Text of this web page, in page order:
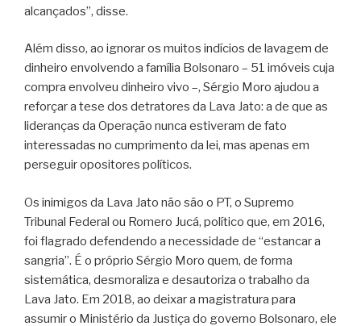
alcançados”, disse.
Além disso, ao ignorar os muitos indícios de lavagem de
dinheiro envolvendo a família Bolsonaro – 51 imóveis cuja
compra envolveu dinheiro vivo –, Sérgio Moro ajudou a
reforçar a tese dos detratores da Lava Jato: a de que as
lideranças da Operação nunca estiveram de fato
interessadas no cumprimento da lei, mas apenas em
perseguir opositores políticos.
Os inimigos da Lava Jato não são o PT, o Supremo
Tribunal Federal ou Romero Jucá, político que, em 2016,
foi flagrado defendendo a necessidade de “estancar a
sangria”. É o próprio Sérgio Moro quem, de forma
sistemática, desmoraliza e desautoriza o trabalho da
Lava Jato. Em 2018, ao deixar a magistratura para
assumir o Ministério da Justiça do governo Bolsonaro, ele